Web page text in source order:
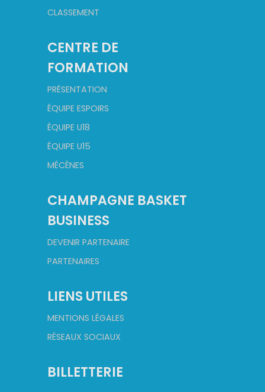
CLASSEMENT
CENTRE DE
FORMATION
PRÉSENTATION
ÉQUIPE ESPOIRS
ÉQUIPE U18
ÉQUIPE U15
MÉCÈNES
CHAMPAGNE BASKET
BUSINESS
DEVENIR PARTENAIRE
PARTENAIRES
LIENS UTILES
MENTIONS LÉGALES
RÉSEAUX SOCIAUX
BILLETTERIE